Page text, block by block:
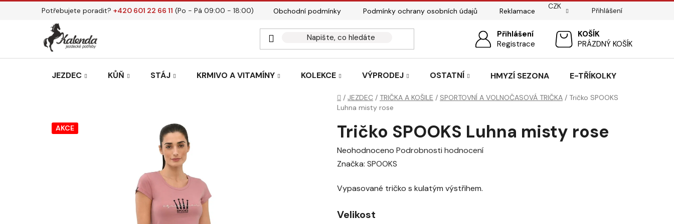
Přejít
Potřebujete poradit? +420 601 22 66 11 (Po - Pá 09:00 - 18:00) Obchodní podmínky Podmínky ochrany osobních údajů
Reklamace
Pasování sedel pro koně
CZK
Přihlášení
Přihlášení
Registrace
NÁKUPNÍPRÁZDNÝ KOŠÍK
JEZDEC KŮŇ STÁJ KRMIVO A VITAMÍNY KOLEKCE VÝPRODEJ OSTATNÍ HMYZÍ SEZONA E-TŘÍKOLKY
Domů
/ JEZDEC / TRIČKA A KOŠILE / SPORTOVNÍ A VOLNOČASOVÁ TRIČKA / Tričko SPOOKS
Luhna misty rose
Tričko SPOOKS Luhna misty rose
Průměrné
hodnocení
je
z
Neohodnoceno Podrobnosti hodnocení
Značka: SPOOKS
Vypasované tričko s kulatým výstřihem.
Velikost
AKCE